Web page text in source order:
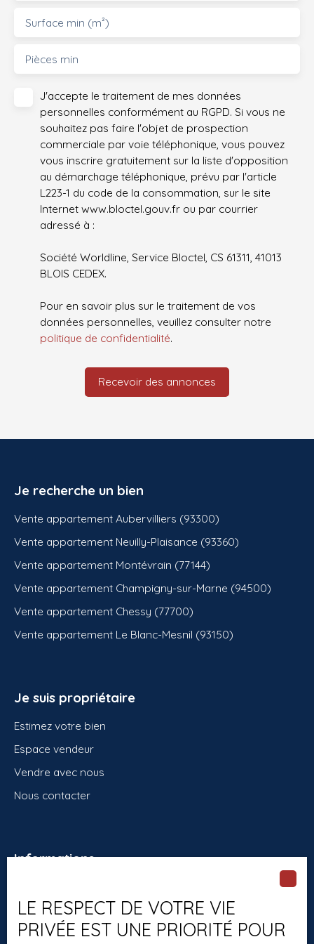
Surface min (m²)
Pièces min
J'accepte le traitement de mes données
personnelles conformément au RGPD. Si vous ne
souhaitez pas faire l'objet de prospection
commerciale par voie téléphonique, vous pouvez
vous inscrire gratuitement sur la liste d'opposition
au démarchage téléphonique, prévu par l'article
L223-1 du code de la consommation, sur le site
Internet www.bloctel.gouv.fr ou par courrier
adressé à :
Société Worldline, Service Bloctel, CS 61311, 41013
BLOIS CEDEX.
Pour en savoir plus sur le traitement de vos
données personnelles, veuillez consulter notre
politique de confidentialité.
Recevoir des annonces
Je recherche un bien
Vente appartement Aubervilliers (93300)
Vente appartement Neuilly-Plaisance (93360)
Vente appartement Montévrain (77144)
Vente appartement Champigny-sur-Marne (94500)
Vente appartement Chessy (77700)
Vente appartement Le Blanc-Mesnil (93150)
Je suis propriétaire
Estimez votre bien
Espace vendeur
Vendre avec nous
Nous contacter
Informations
Nos honoraires
Mentions légales
LE RESPECT DE VOTRE VIE
PRIVÉE EST UNE PRIORITÉ POUR